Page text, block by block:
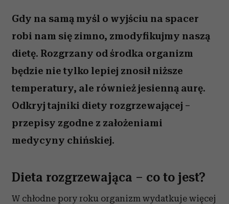
Gdy na samą myśl o wyjściu na spacer
robi nam się zimno, zmodyfikujmy naszą
dietę. Rozgrzany od środka organizm
będzie nie tylko lepiej znosił niższe
temperatury, ale również jesienną aurę.
Odkryj tajniki diety rozgrzewającej –
przepisy zgodne z założeniami
medycyny chińskiej.
Dieta rozgrzewająca – co to jest?
W chłodne pory roku organizm wydatkuje więcej